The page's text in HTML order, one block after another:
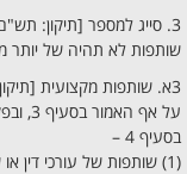
3. סייג למספר [תיקון: תש"ם]
שותפות לא תהיה של יותר
3א. שותפות מקצועית [תיקון: תשנ"ט]
בסעיף 4 –
(1) שותפות של עורכי דין